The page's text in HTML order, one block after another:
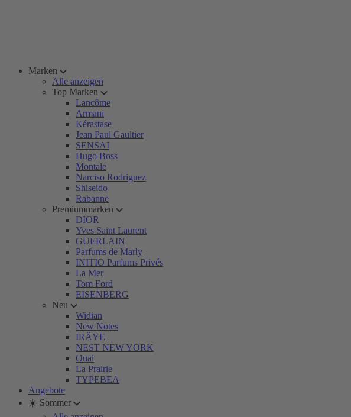
Marken
Alle anzeigen
Top Marken
Lancôme
Armani
Kérastase
Jean Paul Gaultier
SENSAI
Hugo Boss
Montale
Narciso Rodriguez
Shiseido
Rabanne
Premiummarken
DIOR
Yves Saint Laurent
GUERLAIN
Parfums de Marly
INITIO Parfums Privés
La Mer
Tom Ford
EISENBERG
Neu
Widian
New Notes
IRÄYE
NEST NEW YORK
Ouai
La Prairie
TYPEBEA
Angebote
☀️ Sommer